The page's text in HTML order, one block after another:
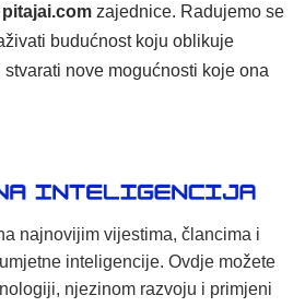
pitajai.com zajednice. Radujemo se
budućnost koju oblikuje
nove mogućnosti koje ona
najnovijim vijestima, člancima i
inteligencije. Ovdje možete
njezinom razvoju i primjeni